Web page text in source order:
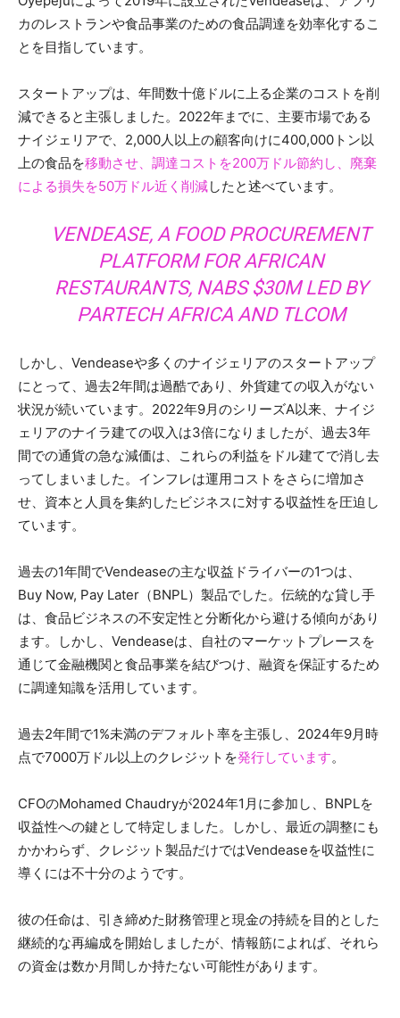
カのレストランや食品事業のための食品調達を効率化するこ
とを目指しています。
スタートアップは、年間数十億ドルに上る企業のコストを削
減できると主張しました。2022年までに、主要市場である
ナイジェリアで、2,000人以上の顧客向けに400,000トン以
上の食品を移動させ、調達コストを200万ドル節約し、廃棄
による損失を50万ドル近く削減したと述べています。
VENDEASE, A FOOD PROCUREMENT
PLATFORM FOR AFRICAN
RESTAURANTS, NABS $30M LED BY
PARTECH AFRICA AND TLCOM
しかし、Vendeaseや多くのナイジェリアのスタートアップ
にとって、過去2年間は過酷であり、外貨建ての収入がない
状況が続いています。2022年9月のシリーズA以来、ナイジ
ェリアのナイラ建ての収入は3倍になりましたが、過去3年
間での通貨の急な減価は、これらの利益をドル建てで消し去
ってしまいました。インフレは運用コストをさらに増加さ
せ、資本と人員を集約したビジネスに対する収益性を圧迫し
ています。
過去の1年間でVendeaseの主な収益ドライバーの1つは、
Buy Now, Pay Later（BNPL）製品でした。伝統的な貸し手
は、食品ビジネスの不安定性と分断化から避ける傾向があり
ます。しかし、Vendeaseは、自社のマーケットプレースを
通じて金融機関と食品事業を結びつけ、融資を保証するため
に調達知識を活用しています。
過去2年間で1%未満のデフォルト率を主張し、2024年9月時
点で7000万ドル以上のクレジットを発行しています。
CFOのMohamed Chaudryが2024年1月に参加し、BNPLを
収益性への鍵として特定しました。しかし、最近の調整にも
かかわらず、クレジット製品だけではVendeaseを収益性に
導くには不十分のようです。
彼の任命は、引き締めた財務管理と現金の持続を目的とした
継続的な再編成を開始しましたが、情報筋によれば、それら
の資金は数か月間しか持たない可能性があります。